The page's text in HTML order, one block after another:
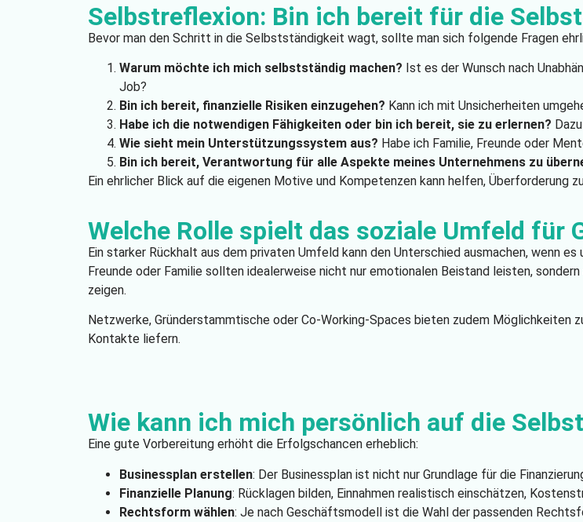
Selbstreflexion: Bin ich bereit für die
Bevor man den Schritt in die Selbstständigkeit wagt, sollte man sich folgende Fragen
Warum möchte ich mich selbstständig machen? Ist es der Wunsch nach
Job?
Bin ich bereit, finanzielle Risiken einzugehen? Kann ich mit Unsicherheiten
Habe ich die notwendigen Fähigkeiten oder bin ich bereit, sie zu erlernen?
Wie sieht mein Unterstützungssystem aus? Habe ich Familie, Freunde oder
Bin ich bereit, Verantwortung für alle Aspekte meines Unternehmens zu
Ein ehrlicher Blick auf die eigenen Motive und Kompetenzen kann helfen, Überforderung
Welche Rolle spielt das soziale Umfeld für
Ein starker Rückhalt aus dem privaten Umfeld kann den Unterschied ausmachen, wenn
Freunde oder Familie sollten idealerweise nicht nur emotionalen Beistand leisten,
zeigen.
Netzwerke, Gründerstammtische oder Co-Working-Spaces bieten zudem Möglichkeiten
Kontakte liefern.
Wie kann ich mich persönlich auf die
Eine gute Vorbereitung erhöht die Erfolgschancen erheblich:
Businessplan erstellen: Der Businessplan ist nicht nur Grundlage für die
Finanzielle Planung: Rücklagen bilden, Einnahmen realistisch einschätzen,
Rechtsform wählen: Je nach Geschäftsmodell ist die Wahl der passenden